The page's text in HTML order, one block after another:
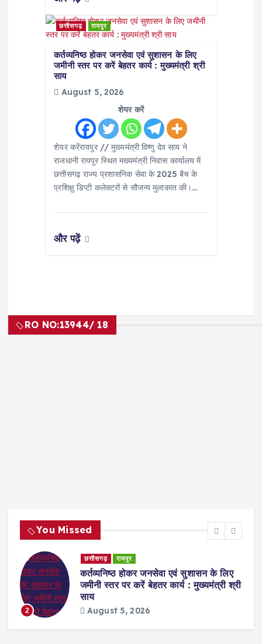
छत्तीसगढ़ रायपुर
कर्तव्यनिष्ठ होकर जनसेवा एवं सुशासन के लिए
जमीनी स्तर पर करें बेहतर कार्य : मुख्यमंत्री श्री
साय
August 5, 2026
शेयर करें
शेयर करेंरायपुर // मुख्यमंत्री विष्णु देव साय ने
राजधानी रायपुर स्थित मख्यमंत्री निवास कार्यालय में
छत्तीसगढ़ राज्य प्रशासनिक सेवा के 2025 बैच के
प्रशिक्षु डिप्टी कलेक्टरों से सौजन्य मुलाकात की।…
और पढ़ें
RO NO:13944/ 18
You Missed
2
छत्तीसगढ़ रायपुर
कर्तव्यनिष्ठ होकर जनसेवा एवं सुशासन के लिए
जमीनी स्तर पर करें बेहतर कार्य : मुख्यमंत्री श्री
साय
August 5, 2026